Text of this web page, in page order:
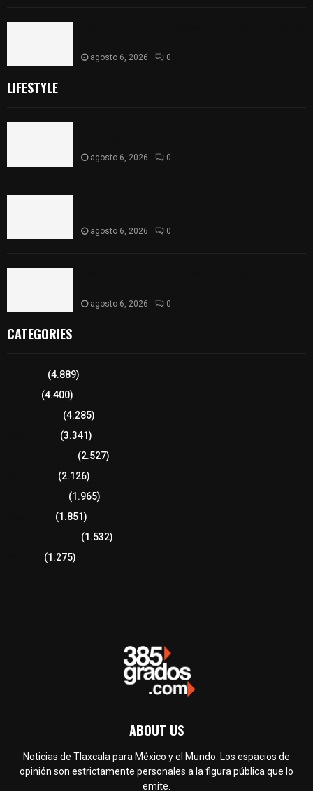
agosto 6, 2026 0
LIFESTYLE
agosto 6, 2026 0
agosto 6, 2026 0
agosto 6, 2026 0
CATEGORIES
(4.889)
(4.400)
(4.285)
(3.341)
(2.527)
(2.126)
(1.965)
(1.851)
(1.532)
(1.275)
ABOUT US
Noticias de Tlaxcala para México y el Mundo. Los espacios de
opinión son estrictamente personales a la figura pública que lo
emite.